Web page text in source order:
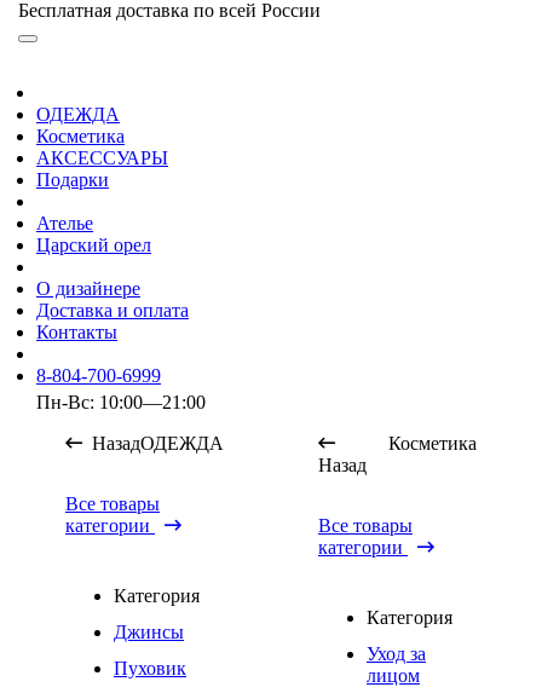
Бесплатная доставка по всей России
ОДЕЖДА
Косметика
АКСЕССУАРЫ
Подарки
Ателье
Царский орел
О дизайнере
Доставка и оплата
Контакты
8-804-700-6999
Пн-Вс: 10:00—21:00
НазадОДЕЖДА
Все товары
категории
Категория
Джинсы
Пуховик
Назад
Косметика
Все товары
категории
Категория
Уход за
лицом